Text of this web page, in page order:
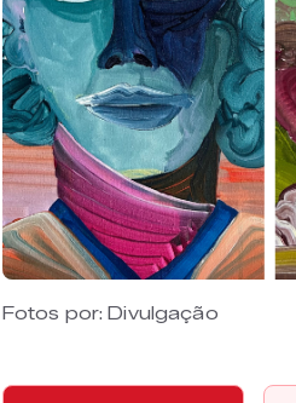
Fotos por: Divulgação